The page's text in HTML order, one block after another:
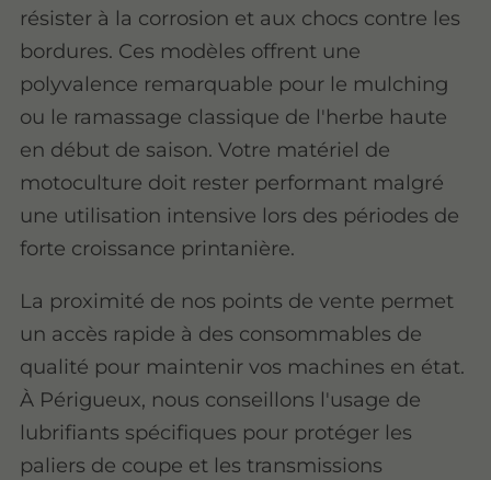
résister à la corrosion et aux chocs contre les
bordures. Ces modèles offrent une
polyvalence remarquable pour le mulching
ou le ramassage classique de l'herbe haute
en début de saison. Votre matériel de
motoculture doit rester performant malgré
une utilisation intensive lors des périodes de
forte croissance printanière.
La proximité de nos points de vente permet
un accès rapide à des consommables de
qualité pour maintenir vos machines en état.
À Périgueux, nous conseillons l'usage de
lubrifiants spécifiques pour protéger les
paliers de coupe et les transmissions